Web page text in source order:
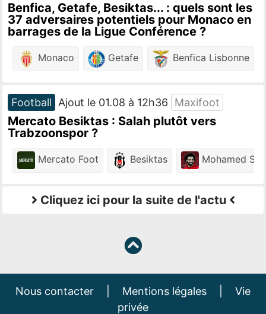
Benfica, Getafe, Besiktas... : quels sont les
37 adversaires potentiels pour Monaco en
barrages de la Ligue Conférence ?
Monaco Getafe Benfica Lisbonne
Football Ajout le 01.08 à 12h36 Maxifoot
Mercato Besiktas : Salah plutôt vers
Trabzoonspor ?
Mercato Foot Besiktas Mohamed
Cliquez ici pour la suite de l'actu
Nous contacter Mentions légales
Vie
privée